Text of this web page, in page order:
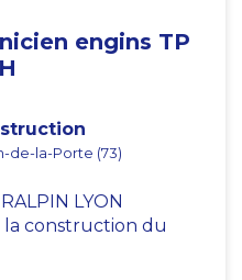
engins TP
de-la-Porte (73)
LYON
la construction du